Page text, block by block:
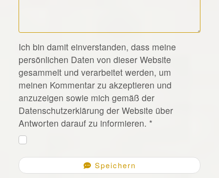
*
Ich bin damit einverstanden, dass meine
persönlichen Daten von dieser Website
gesammelt und verarbeitet werden, um
meinen Kommentar zu akzeptieren und
anzuzeigen sowie mich gemäß der
Datenschutzerklärung der Website über
Antworten darauf zu informieren. *
Speichern